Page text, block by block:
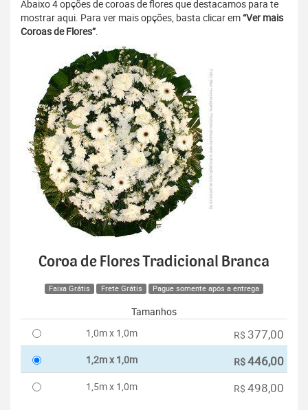
Abaixo 4 opções de coroas de flores que destacamos para te
mostrar aqui. Para ver mais opções, basta clicar em“Ver mais
Coroas de Flores”.
Coroa de Flores Tradicional Branca
Faixa Grátis Frete Grátis Pague somente após a entrega
Tamanhos
1,0m x 1,0m
R$ 377,00
1,2m x 1,0m R$446,00
1,5m x 1,0m R$ 498,00